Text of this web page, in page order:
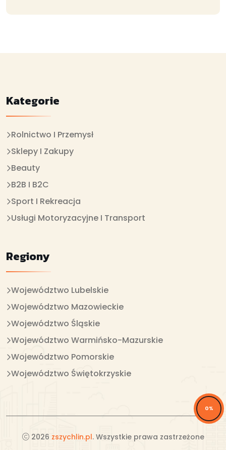
0%
Kategorie
Rolnictwo I Przemysł
Sklepy I Zakupy
Beauty
B2B I B2C
Sport I Rekreacja
Usługi Motoryzacyjne I Transport
Regiony
Województwo Lubelskie
Województwo Mazowieckie
Województwo Śląskie
Województwo Warmińsko-Mazurskie
Województwo Pomorskie
Województwo Świętokrzyskie
2026 zszychlin.pl. Wszystkie prawa zastrzeżone